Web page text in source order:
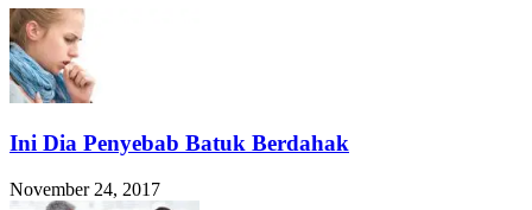
Ini Dia Penyebab Batuk Berdahak
November 24, 2017